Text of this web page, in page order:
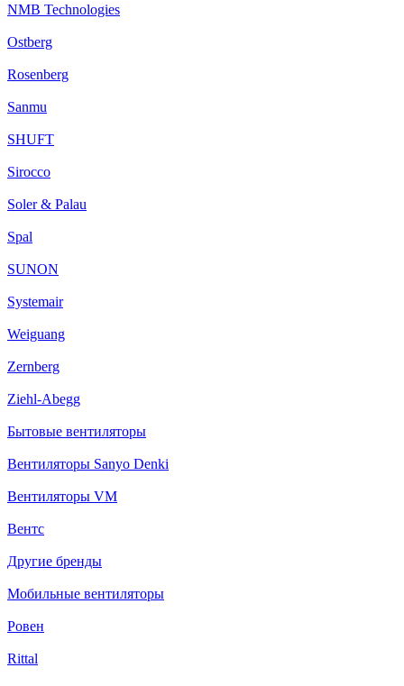
NMB Technologies
Ostberg
Rosenberg
Sanmu
SHUFT
Sirocco
Soler & Palau
Spal
SUNON
Systemair
Weiguang
Zernberg
Ziehl-Abegg
Бытовые вентиляторы
Вентиляторы Sanyo Denki
Вентиляторы VM
Вентс
Другие бренды
Мобильные вентиляторы
Ровен
Rittal